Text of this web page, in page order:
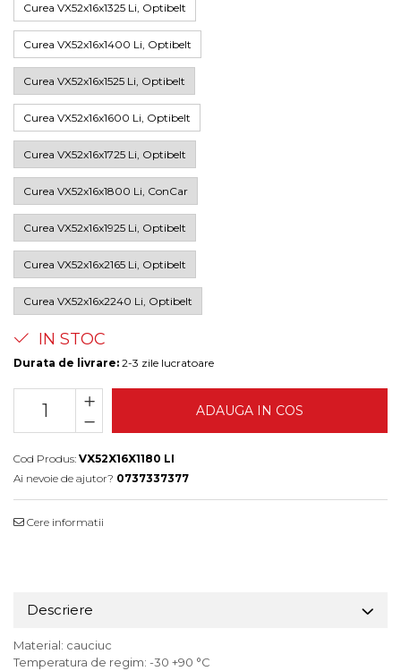
Curea VX52x16x1325 Li, Optibelt
Curea VX52x16x1400 Li, Optibelt
Curea VX52x16x1525 Li, Optibelt
Curea VX52x16x1600 Li, Optibelt
Curea VX52x16x1725 Li, Optibelt
Curea VX52x16x1800 Li, ConCar
Curea VX52x16x1925 Li, Optibelt
Curea VX52x16x2165 Li, Optibelt
Curea VX52x16x2240 Li, Optibelt
IN STOC
Durata de livrare: 2-3 zile lucratoare
ADAUGA IN COS
Cod Produs: VX52X16X1180 LI
Ai nevoie de ajutor? 0737337377
Cere informatii
Descriere
Material: cauciuc
Temperatura de regim: -30 +90 °C